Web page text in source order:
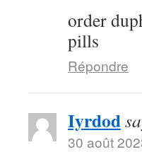
order
pills
Répondre
Iyrdod
30 août